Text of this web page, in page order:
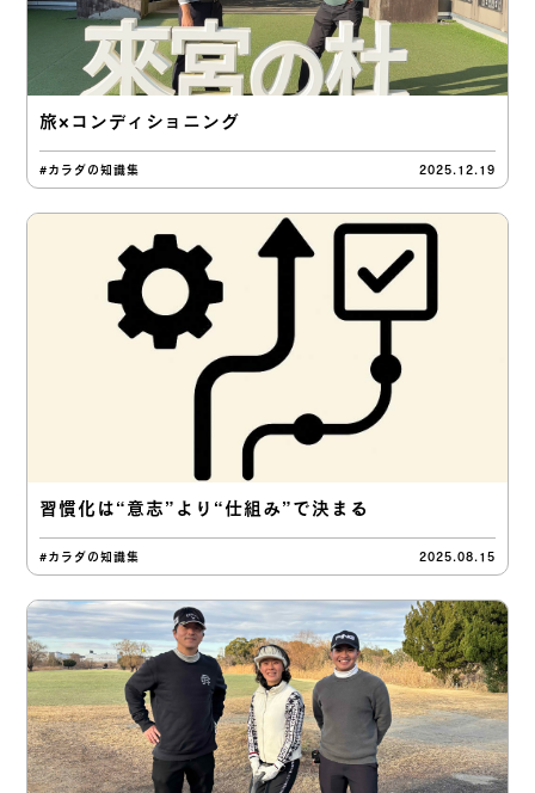
旅×コンディショニング
#カラダの知識集 2025.12.19
習慣化は“意志”より“仕組み”で決まる
#カラダの知識集 2025.08.15